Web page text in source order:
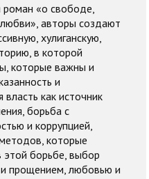
роман «о свободе,
авторы создают
хулиганскую,
в которой
которые важны и
и
власть как источник
борьба с
и коррупцией,
которые
этой борьбе, выбор
прощением, любовью и